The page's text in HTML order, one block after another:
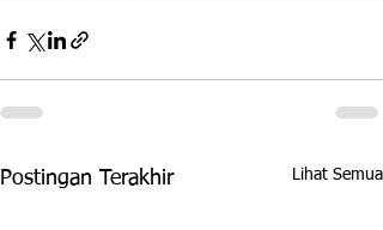
Postingan Terakhir Lihat Semua